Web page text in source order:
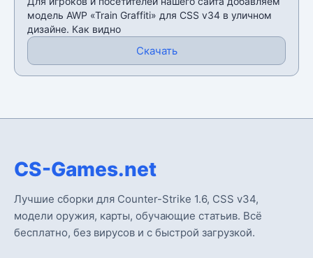
модель AWP «Train Graffiti» для CSS v34 в уличном
дизайне. Как видно
Скачать
CS-Games.net
Лучшие сборки для Counter-Strike 1.6, CSS v34,
модели оружия, карты, обучающие статьив. Всё
бесплатно, без вирусов и с быстрой загрузкой.